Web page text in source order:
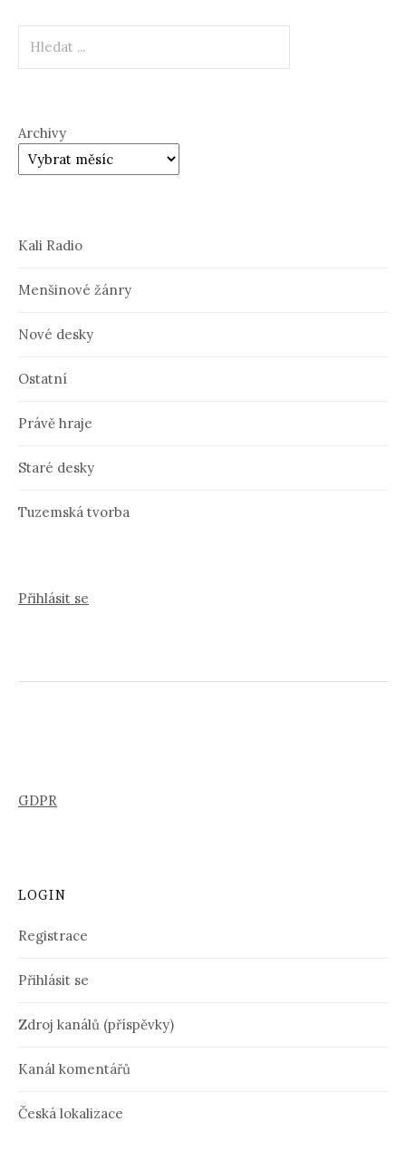
Archivy
Kali Radio
Menšinové žánry
Nové desky
Ostatní
Právě hraje
Staré desky
Tuzemská tvorba
Přihlásit se
GDPR
LOGIN
Registrace
Přihlásit se
Zdroj kanálů (příspěvky)
Kanál komentářů
Česká lokalizace